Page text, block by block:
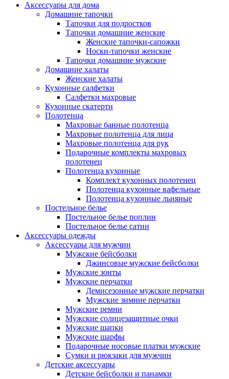
Аксессуары для дома
Домашние тапочки
Тапочки для подростков
Тапочки домашние женские
Женские тапочки-сапожки
Носки-тапочки женские
Тапочки домашние мужские
Домашние халаты
Женские халаты
Кухонные салфетки
Салфетки махровые
Кухонные скатерти
Полотенца
Махровые банные полотенца
Махровые полотенца для лица
Махровые полотенца для рук
Подарочные комплекты махровых
полотенец
Полотенца кухонные
Комплект кухонных полотенец
Полотенца кухонные вафельные
Полотенца кухонные льняные
Постельное белье
Постельное белье поплин
Постельное белье сатин
Аксессуары одежды
Аксессуары для мужчин
Мужские бейсболки
Джинсовые мужские бейсболки
Мужские зонты
Мужские перчатки
Демисезонные мужские перчатки
Мужские зимние перчатки
Мужские ремни
Мужские солнцезащитные очки
Мужские шапки
Мужские шарфы
Подарочные носовые платки мужские
Сумки и рюкзаки для мужчин
Детские аксессуары
Детские бейсболки и панамки